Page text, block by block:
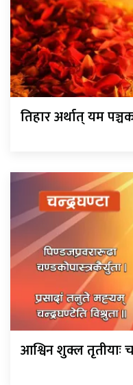
तिहार अर्थात् यम
आश्विन शुक्ल तृतीयाः